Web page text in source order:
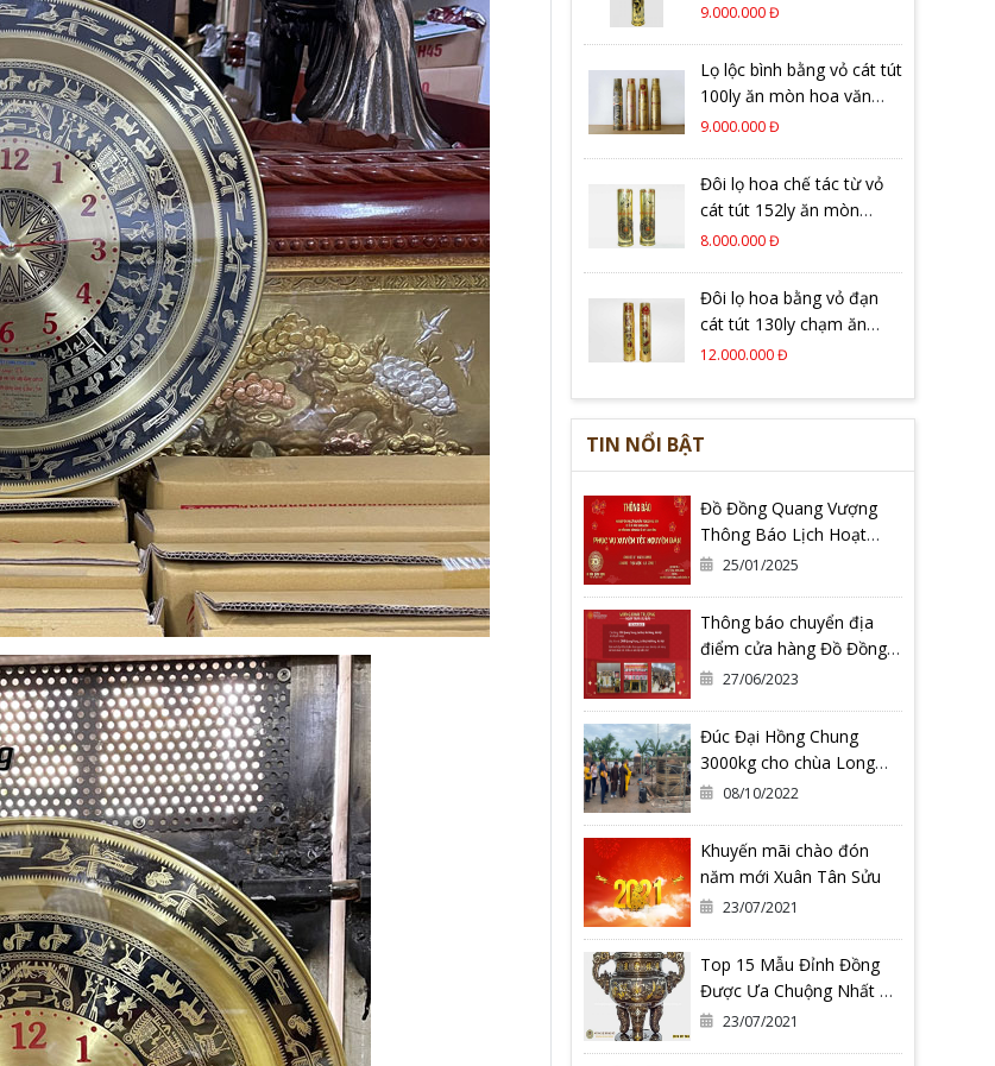
9.000.000 Đ
Lọ lộc bình bằng vỏ cát tút
100ly ăn mòn hoa văn
tinh xảo
9.000.000 Đ
Đôi lọ hoa chế tác từ vỏ
cát tút 152ly ăn mòn
trống đồng
8.000.000 Đ
Đôi lọ hoa bằng vỏ đạn
cát tút 130ly chạm ăn
mòn trống đồng tinh xảo
12.000.000 Đ
TIN NỔI BẬT
Đồ Đồng Quang Vượng
Thông Báo Lịch Hoạt
Động Tết Nguyên Đán Ất
25/01/2025
Thông báo chuyển địa
điểm cửa hàng Đồ Đồng
Quang Vượng Cơ Sở 2
27/06/2023
Đúc Đại Hồng Chung
3000kg cho chùa Long
Hoa Thiền Tự - Tỉnh Bình
08/10/2022
Khuyến mãi chào đón
năm mới Xuân Tân Sửu
23/07/2021
Top 15 Mẫu Đỉnh Đồng
Được Ưa Chuộng Nhất Có
Thể Bạn Đang Cần
23/07/2021